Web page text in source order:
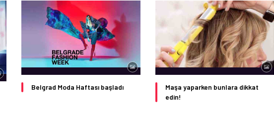
Belgrad Moda Haftası başladı
Maşa yaparken bunlara dikkat
edin!